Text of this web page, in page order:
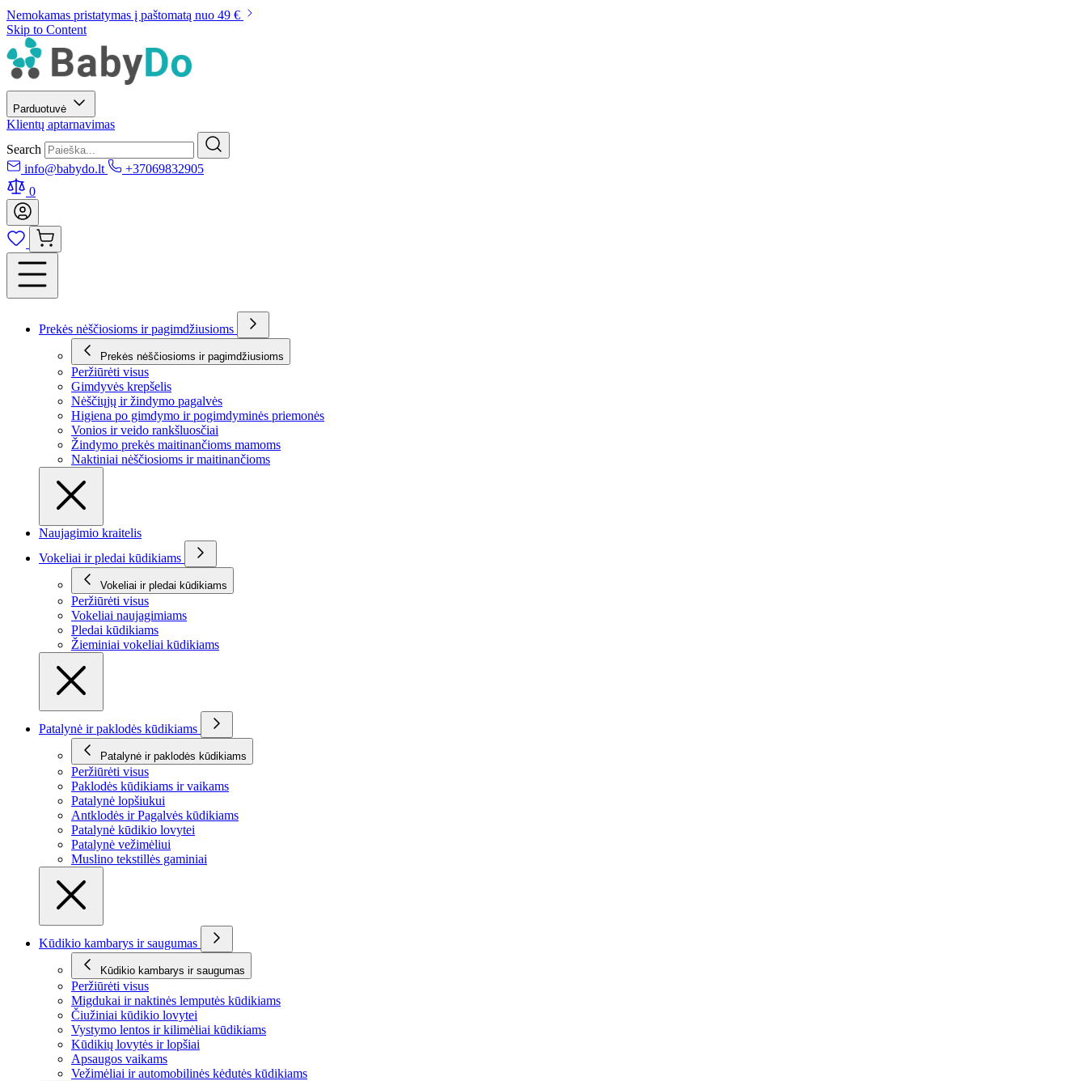
Nemokamas pristatymas į paštomatą nuo 49 €
Skip to Content
Parduotuvė
Klientų aptarnavimas
Search
info@babydo.lt
+37069832905
0
Prekės nėščiosioms ir pagimdžiusioms
Prekės nėščiosioms ir pagimdžiusioms
Peržiūrėti visus
Gimdyvės krepšelis
Nėščiųjų ir žindymo pagalvės
Higiena po gimdymo ir pogimdyminės priemonės
Vonios ir veido rankšluosčiai
Žindymo prekės maitinančioms mamoms
Naktiniai nėščiosioms ir maitinančioms
Naujagimio kraitelis
Vokeliai ir pledai kūdikiams
Vokeliai ir pledai kūdikiams
Peržiūrėti visus
Vokeliai naujagimiams
Pledai kūdikiams
Žieminiai vokeliai kūdikiams
Patalynė ir paklodės kūdikiams
Patalynė ir paklodės kūdikiams
Peržiūrėti visus
Paklodės kūdikiams ir vaikams
Patalynė lopšiukui
Antklodės ir Pagalvės kūdikiams
Patalynė kūdikio lovytei
Patalynė vežimėliui
Muslino tekstillės gaminiai
Kūdikio kambarys ir saugumas
Kūdikio kambarys ir saugumas
Peržiūrėti visus
Migdukai ir naktinės lemputės kūdikiams
Čiužiniai kūdikio lovytei
Vystymo lentos ir kilimėliai kūdikiams
Kūdikių lovytės ir lopšiai
Apsaugos vaikams
Vežimėliai ir automobilinės kėdutės kūdikiams